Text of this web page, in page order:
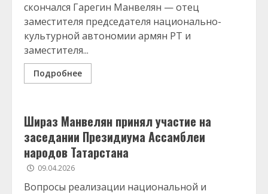
скончался Гарегин Манвелян — отец
заместителя председателя национально-
культурной автономии армян РТ и
заместителя...
Подробнее
Шираз Манвелян принял участие на
заседании Президиума Ассамблеи
народов Татарстана
09.04.2026
Вопросы реализации национальной и